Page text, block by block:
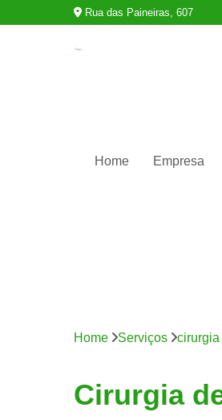
Rua das Paineiras, 607
Home Empresa
Home Serviços cirurgia
Cirurgia